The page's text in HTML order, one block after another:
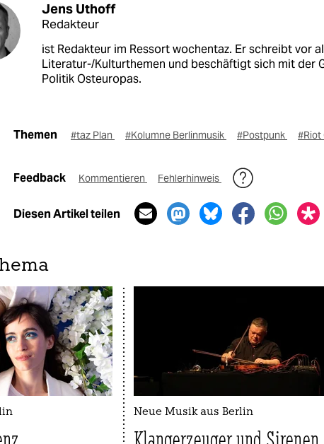
Jens Uthoff
Redakteur
ist Redakteur im Ressort wochentaz. Er schreibt vor
Literatur-/Kulturthemen und beschäftigt sich mit der
Politik Osteuropas.
Themen #taz Plan #Kolumne Berlinmusik #Postpunk #Riot
Feedback Kommentieren Fehlerhinweis
Diesen Artikel teilen
Neue Musik aus Berlin